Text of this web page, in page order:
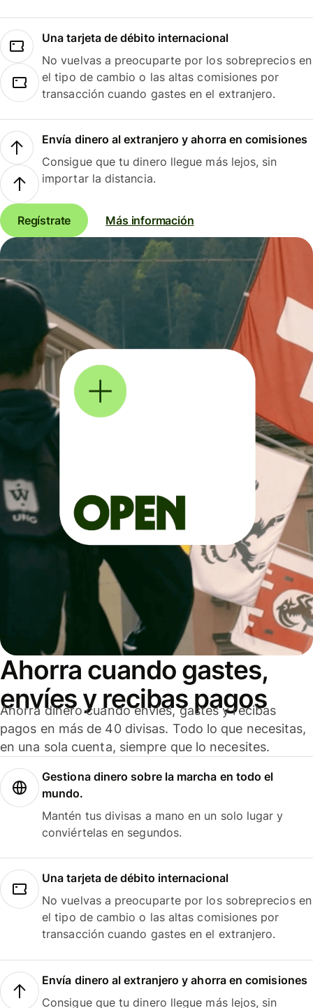
Una tarjeta de débito internacional
No vuelvas a preocuparte por los sobreprecios en
el tipo de cambio o las altas comisiones por
transacción cuando gastes en el extranjero.
Envía dinero al extranjero y ahorra en comisiones
Consigue que tu dinero llegue más lejos, sin
importar la distancia.
Regístrate Más información
Ahorra cuando gastes,
envíes y recibas pagos
Ahorra dinero cuando envíes, gastes y recibas
pagos en más de 40 divisas. Todo lo que necesitas,
en una sola cuenta, siempre que lo necesites.
Gestiona dinero sobre la marcha en todo el
mundo.
Mantén tus divisas a mano en un solo lugar y
conviértelas en segundos.
Una tarjeta de débito internacional
No vuelvas a preocuparte por los sobreprecios en
el tipo de cambio o las altas comisiones por
transacción cuando gastes en el extranjero.
Envía dinero al extranjero y ahorra en comisiones
Consigue que tu dinero llegue más lejos, sin